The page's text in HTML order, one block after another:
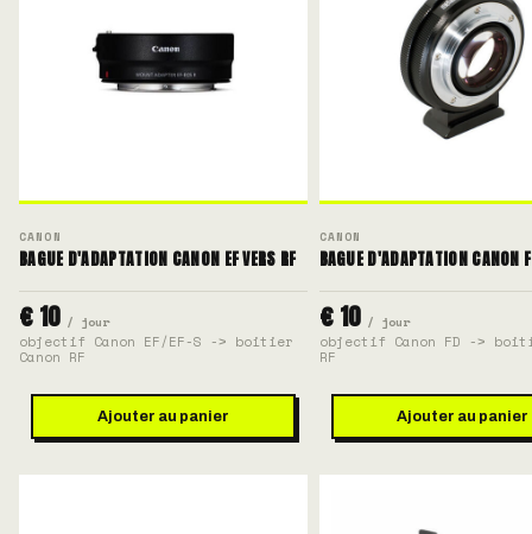
CANON
BAGUE D'ADAPTATION CANON EF VERS RF
€ 10 / jour
objectif Canon EF/EF-S -> boitier
Canon RF
Ajouter au panier
CANON
BAGUE D'ADAPTATION CANON
€ 10 / jour
objectif Canon FD ->
RF
Ajouter au panier